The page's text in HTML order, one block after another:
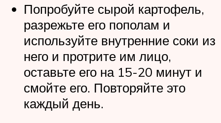
Попробуйте сырой картофель,
разрежьте его пополам и
используйте внутренние соки из
него и протрите им лицо,
оставьте его на 15-20 минут и
смойте его. Повторяйте это
каждый день.